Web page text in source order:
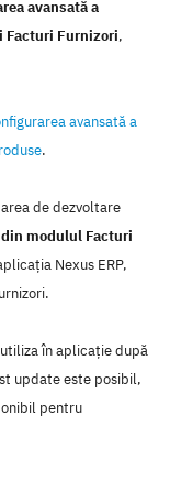
avansată a
Facturi Furnizori,
avansată a
.
de dezvoltare
modulul Facturi
Nexus ERP,
în aplicaţie după
update este posibil,
pentru